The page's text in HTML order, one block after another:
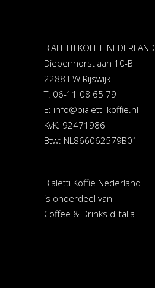
BIALETTI KOFFIE NEDERLAND
Diepenhorstlaan 10-B
2288 EW Rijswijk
T: 06-11 08 65 79
E: info@bialetti-koffie.nl
KvK: 92471986
Btw: NL866062579B01
Bialetti Koffie Nederland
is onderdeel van
Coffee & Drinks d'Italia